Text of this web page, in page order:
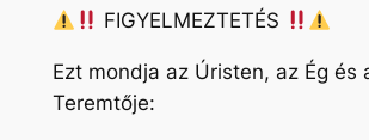
FIGYELMEZTETÉS
Ezt mondja az Úristen, az Ég és
Teremtője: